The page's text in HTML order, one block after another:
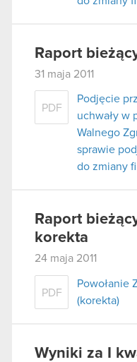
Raport
31 maja 2011
PDF
Podjęcie
uchwały w
Walnego
sprawie
do zmiany
Raport
korekta
24 maja 2011
PDF
Powołanie
(korekta)
Wyniki za I